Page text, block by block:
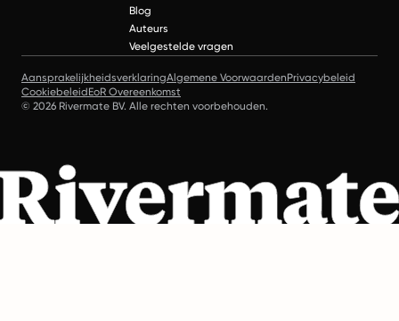
Blog
Auteurs
Veelgestelde vragen
AansprakelijkheidsverklaringAlgemene VoorwaardenPrivacybeleid
CookiebeleidEoR Overeenkomst
© 2026 Rivermate BV. Alle rechten voorbehouden.